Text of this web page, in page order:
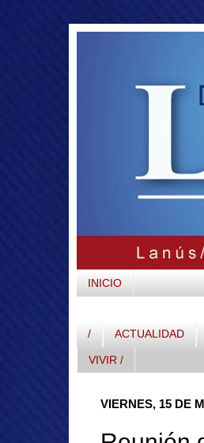
INICIO
/ ACTUALIDAD
VIVIR /
VIERNES, 15 DE